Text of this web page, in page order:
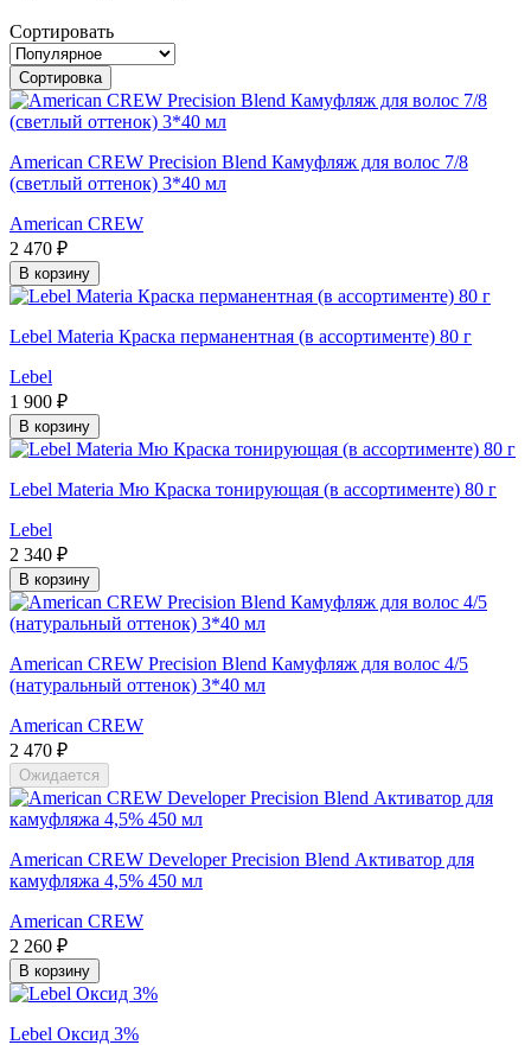
Сортировать
Сортировка
American CREW Precision Blend Камуфляж для волос 7/8
(светлый оттенок) 3*40 мл
American CREW
2 470 ₽
В корзину
Lebel Materia Краска перманентная (в ассортименте) 80 г
Lebel
1 900 ₽
В корзину
Lebel Materia Мю Краска тонирующая (в ассортименте) 80 г
Lebel
2 340 ₽
В корзину
American CREW Precision Blend Камуфляж для волос 4/5
(натуральный оттенок) 3*40 мл
American CREW
2 470 ₽
Ожидается
American CREW Developer Precision Blend Активатор для
камуфляжа 4,5% 450 мл
American CREW
2 260 ₽
В корзину
Lebel Оксид 3%